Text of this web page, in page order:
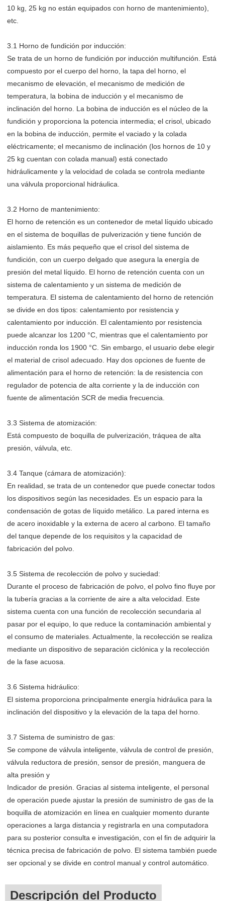
10 kg, 25 kg no están equipados con horno de mantenimiento),
etc.
3.1 Horno de fundición por inducción:
Se trata de un horno de fundición por inducción multifunción. Está
compuesto por el cuerpo del horno, la tapa del horno, el
mecanismo de elevación, el mecanismo de medición de
temperatura, la bobina de inducción y el mecanismo de
inclinación del horno. La bobina de inducción es el núcleo de la
fundición y proporciona la potencia intermedia; el crisol, ubicado
en la bobina de inducción, permite el vaciado y la colada
eléctricamente; el mecanismo de inclinación (los hornos de 10 y
25 kg cuentan con colada manual) está conectado
hidráulicamente y la velocidad de colada se controla mediante
una válvula proporcional hidráulica.
3.2 Horno de mantenimiento:
El horno de retención es un contenedor de metal líquido ubicado
en el sistema de boquillas de pulverización y tiene función de
aislamiento. Es más pequeño que el crisol del sistema de
fundición, con un cuerpo delgado que asegura la energía de
presión del metal líquido. El horno de retención cuenta con un
sistema de calentamiento y un sistema de medición de
temperatura. El sistema de calentamiento del horno de retención
se divide en dos tipos: calentamiento por resistencia y
calentamiento por inducción. El calentamiento por resistencia
puede alcanzar los 1200 °C, mientras que el calentamiento por
inducción ronda los 1900 °C. Sin embargo, el usuario debe elegir
el material de crisol adecuado. Hay dos opciones de fuente de
alimentación para el horno de retención: la de resistencia con
regulador de potencia de alta corriente y la de inducción con
fuente de alimentación SCR de media frecuencia.
3.3 Sistema de atomización:
Está compuesto de boquilla de pulverización, tráquea de alta
presión, válvula, etc.
3.4 Tanque (cámara de atomización):
En realidad, se trata de un contenedor que puede conectar todos
los dispositivos según las necesidades. Es un espacio para la
condensación de gotas de líquido metálico. La pared interna es
de acero inoxidable y la externa de acero al carbono. El tamaño
del tanque depende de los requisitos y la capacidad de
fabricación del polvo.
3.5 Sistema de recolección de polvo y suciedad:
Durante el proceso de fabricación de polvo, el polvo fino fluye por
la tubería gracias a la corriente de aire a alta velocidad. Este
sistema cuenta con una función de recolección secundaria al
pasar por el equipo, lo que reduce la contaminación ambiental y
el consumo de materiales. Actualmente, la recolección se realiza
mediante un dispositivo de separación ciclónica y la recolección
de la fase acuosa.
3.6 Sistema hidráulico:
El sistema proporciona principalmente energía hidráulica para la
inclinación del dispositivo y la elevación de la tapa del horno.
3.7 Sistema de suministro de gas:
Se compone de válvula inteligente, válvula de control de presión,
válvula reductora de presión, sensor de presión, manguera de
alta presión y
Indicador de presión. Gracias al sistema inteligente, el personal
de operación puede ajustar la presión de suministro de gas de la
boquilla de atomización en línea en cualquier momento durante
operaciones a larga distancia y registrarla en una computadora
para su posterior consulta e investigación, con el fin de adquirir la
técnica precisa de fabricación de polvo. El sistema también puede
ser opcional y se divide en control manual y control automático.
Descripción del Producto